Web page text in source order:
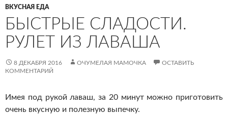
ВКУСНАЯ ЕДА
БЫСТРЫЕ СЛАДОСТИ.
РУЛЕТ ИЗ ЛАВАША
8 ДЕКАБРЯ 2016 ОЧУМЕЛАЯ МАМОЧКА
ОСТАВИТЬ
КОММЕНТАРИЙ
Имея под рукой лаваш, за 20 минут можно приготовить
очень вкусную и полезную выпечку.